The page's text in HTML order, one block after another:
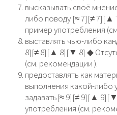
высказывать своё
либо поводу [≈ 7][≠ 7][▲
пример употребления
выставлять чью-либо
8][≠ 8][▲ 8][▼ 8] ◆
(см. рекомендации ).
предоставлять как
выполнения какой-либо
задавать[≈ 9][≠ 9][▲
употребления (см.